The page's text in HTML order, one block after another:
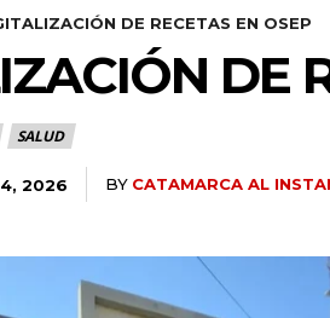
DE RECETAS EN OSEP
DE
SALUD
2026 BY CATAMARCA AL